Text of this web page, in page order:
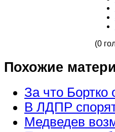
(0
Похожие
За что
В ЛДПР
Медведев